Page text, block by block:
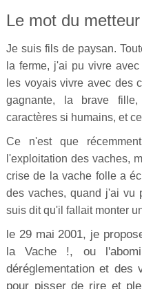
Le mot du
Je suis fils de paysan.
la ferme, j'ai pu vivre
les voyais vivre avec des
gagnante, la brave
caractères si humains, et
Ce n'est que
l'exploitation des vaches,
crise de la vache folle a
des vaches, quand j'ai vu
suis dit qu'il fallait monter
le 29 mai 2001, je
la Vache !, ou
déréglementation et des
pour pisser de rire et